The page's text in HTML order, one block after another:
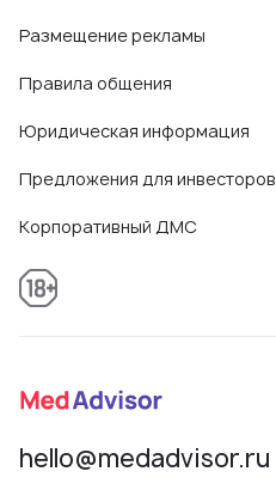
Размещение рекламы
Правила общения
Юридическая информация
Предложения для инвесторов
Корпоративный ДМС
hello@medadvisor.ru